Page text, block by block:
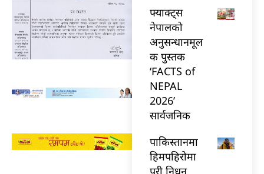
फ्याक्ट्स
नेपालको
अनुसन्धानमूल
क पुस्तक
‘FACTS of
NEPAL
2026’
सार्वजनिक
पाकिस्तानमा
हिमपहिरोमा
परी निधन